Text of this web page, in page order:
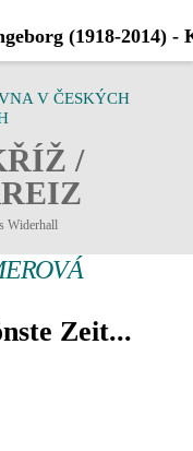
V ČESKÝCH
/
Widerhall
Zeit...
(1918-2014) -